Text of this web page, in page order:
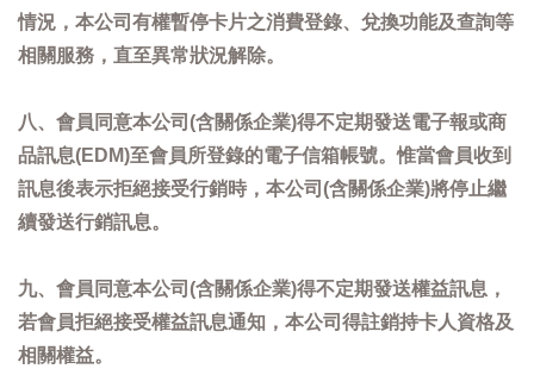
情況，本公司有權暫停卡片之消費登錄、兌換功能及查詢等
相關服務，直至異常狀況解除。
八、會員同意本公司(含關係企業)得不定期發送電子報或商
品訊息(EDM)至會員所登錄的電子信箱帳號。惟當會員收到
訊息後表示拒絕接受行銷時，本公司(含關係企業)將停止繼
續發送行銷訊息。
九、會員同意本公司(含關係企業)得不定期發送權益訊息，
若會員拒絕接受權益訊息通知，本公司得註銷持卡人資格及
相關權益。